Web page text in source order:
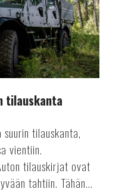
tilauskanta
tilauskanta,
vientiin.
tilauskirjat ovat
tahtiin. Tähän...